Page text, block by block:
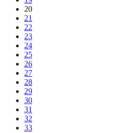
20
21
22
23
24
25
26
27
28
29
30
31
32
33